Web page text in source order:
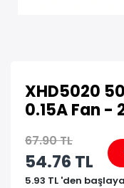
XHD5020
0.15A Fan -
67.90 TL
54.76 TL
5.93 TL 'den